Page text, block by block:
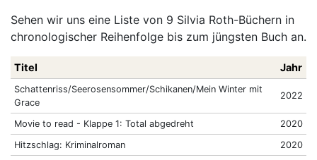
Sehen wir uns eine Liste von 9 Silvia Roth-Büchern in
chronologischer Reihenfolge bis zum jüngsten Buch an.
Titel Jahr
Schattenriss/Seerosensommer/Schikanen/Mein Winter mit
Grace
2022
Movie to read - Klappe 1: Total abgedreht
2020
Hitzschlag: Kriminalroman
2020